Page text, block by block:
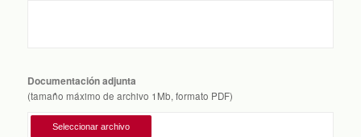
Documentación adjunta
(tamaño máximo de archivo 1Mb, formato PDF)